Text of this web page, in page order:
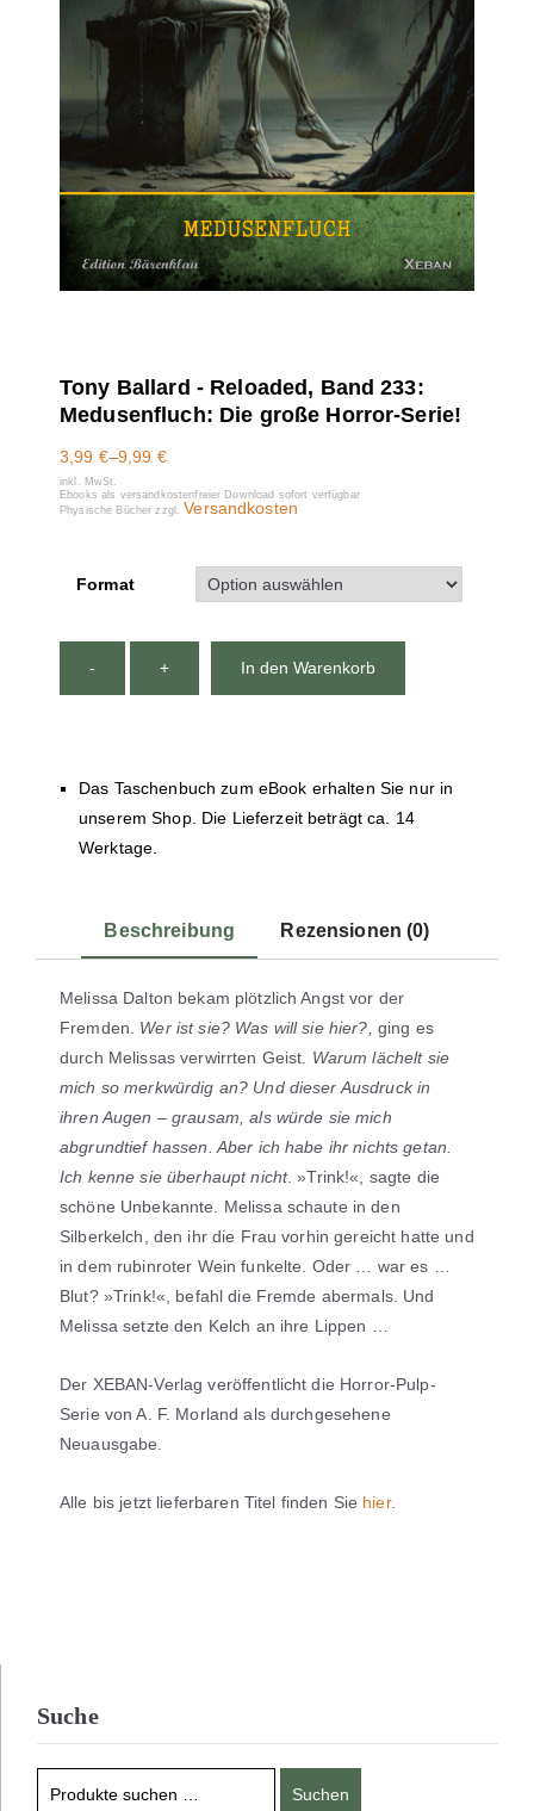
Tony Ballard - Reloaded, Band 233:
Medusenfluch: Die große Horror-Serie!
3,99 €–9,99 €
inkl. MwSt.
Ebooks als versandkostenfreier Download sofort verfügbar
Physische Bücher zzgl. Versandkosten
Format
- + In den Warenkorb
Das Taschenbuch zum eBook erhalten Sie nur in
unserem Shop. Die Lieferzeit beträgt ca. 14
Werktage.
Beschreibung Rezensionen (0)
Melissa Dalton bekam plötzlich Angst vor der
Fremden. Wer ist sie? Was will sie hier?, ging es
durch Melissas verwirrten Geist. Warum lächelt sie
mich so merkwürdig an? Und dieser Ausdruck in
ihren Augen – grausam, als würde sie mich
abgrundtief hassen. Aber ich habe ihr nichts getan.
Ich kenne sie überhaupt nicht. »Trink!«, sagte die
schöne Unbekannte. Melissa schaute in den
Silberkelch, den ihr die Frau vorhin gereicht hatte und
in dem rubinroter Wein funkelte. Oder … war es …
Blut? »Trink!«, befahl die Fremde abermals. Und
Melissa setzte den Kelch an ihre Lippen …
Der XEBAN-Verlag veröffentlicht die Horror-Pulp-
Serie von A. F. Morland als durchgesehene
Neuausgabe.
Alle bis jetzt lieferbaren Titel finden Sie hier.
Suche
Suchen